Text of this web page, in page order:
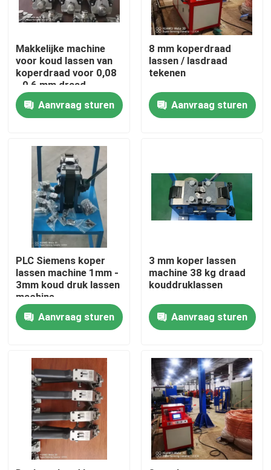
Thuis
Producten
Video's
Over ons
Fabriekstocht
Kwaliteitscontrole
Vraag een offerte
Cable Extruder Machine
Draadtrekkers
Makkelijke machine
voor koud lassen van
koperdraad voor 0,08
- 0,6 mm draad
Aanvraag sturen
8 mm koperdraad
lassen / lasdraad
tekenen
Aanvraag sturen
PLC Siemens koper
lassen machine 1mm -
3mm koud druk lassen
machine
Aanvraag sturen
3 mm koper lassen
machine 38 kg draad
kouddruklassen
Aanvraag sturen